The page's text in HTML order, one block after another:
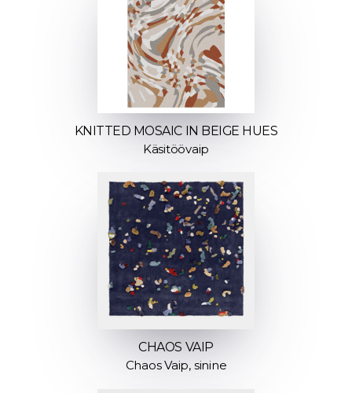
KNITTED MOSAIC IN BEIGE HUES
Käsitöövaip
CHAOS VAIP
Chaos Vaip, sinine